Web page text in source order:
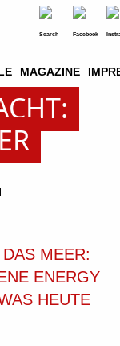
MAGAZINE
MEER:
ENERGY
HEUTE